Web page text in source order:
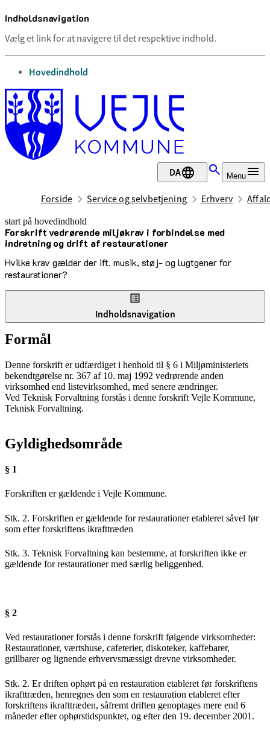
Indholdsnavigation
Vælg et link for at navigere til det respektive indhold.
gå til
Hovedindhold
DA Menu
Forside Service og selvbetjening Erhverv
start på hovedindhold
Forskrift vedrørende miljøkrav i forbindelse med
indretning og drift af restaurationer
Hvilke krav gælder der ift. musik, støj- og lugtgener for
restaurationer?
senest opdateret 12. februar 2025
Indholdsnavigation
Formål
Denne forskrift er udfærdiget i henhold til § 6 i Miljøministeriets
bekendtgørelse nr. 367 af 10. maj 1992 vedrørende anden
virksomhed end listevirksomhed, med senere ændringer.
Ved Teknisk Forvaltning forstås i denne forskrift Vejle Kommune,
Teknisk Forvaltning.
Gyldighedsområde
§ 1
Forskriften er gældende i Vejle Kommune.
Stk. 2. Forskriften er gældende for restaurationer etableret såvel før
som efter forskriftens ikrafttræden
Stk. 3. Teknisk Forvaltning kan bestemme, at forskriften ikke er
gældende for restaurationer med særlig beliggenhed.
§ 2
Ved restaurationer forstås i denne forskrift følgende virksomheder:
Restaurationer, værtshuse, cafeterier, diskoteker, kaffebarer,
grillbarer og lignende erhvervsmæssigt drevne virksomheder.
Stk. 2. Er driften ophørt på en restauration etableret før forskriftens
ikrafttræden, henregnes den som en restauration etableret efter
forskriftens ikrafttræden, såfremt driften genoptages mere end 6
måneder efter ophørstidspunktet, og efter den 19. december 2001.